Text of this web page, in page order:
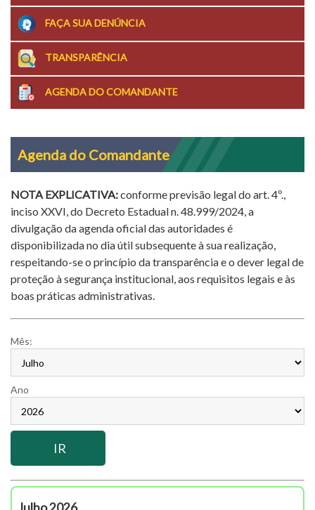
FAÇA SUA DENÚNCIA
TRANSPARÊNCIA
AGENDA DO COMANDANTE
Agenda do Comandante
NOTA EXPLICATIVA:conforme previsão legal do art. 4º.,
inciso XXVI, do Decreto Estadual n. 48.999/2024, a
divulgação da agenda oficial das autoridades é
disponibilizada no dia útil subsequente à sua realização,
respeitando-se o princípio da transparência e o dever legal de
proteção à segurança institucional, aos requisitos legais e às
boas práticas administrativas.
Mês:
Ano